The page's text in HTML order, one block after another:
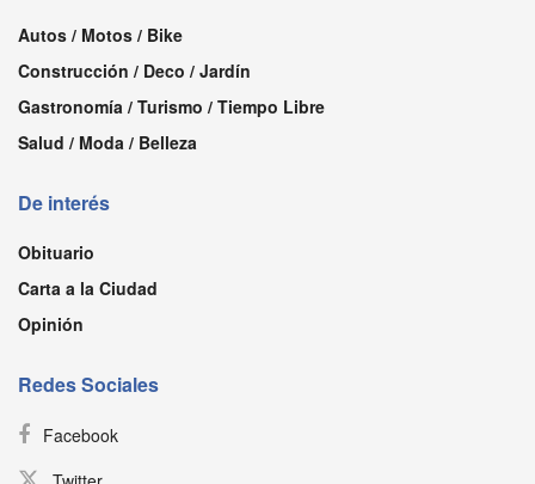
Autos / Motos / Bike
Construcción / Deco / Jardín
Gastronomía / Turismo / Tiempo Libre
Salud / Moda / Belleza
De interés
Obituario
Carta a la Ciudad
Opinión
Redes Sociales
Facebook